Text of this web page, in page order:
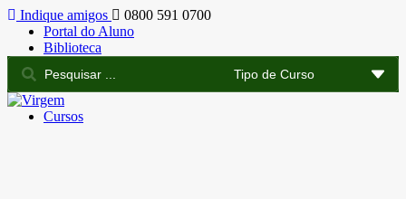
Indique amigos
0800 591 0700
Portal do Aluno
Biblioteca
Cursos